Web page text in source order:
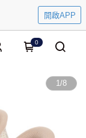
開啟APP
0
1/8